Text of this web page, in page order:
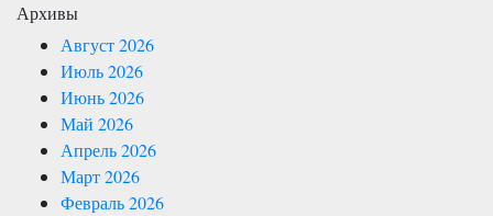
Архивы
Август 2026
Июль 2026
Июнь 2026
Май 2026
Апрель 2026
Март 2026
Февраль 2026